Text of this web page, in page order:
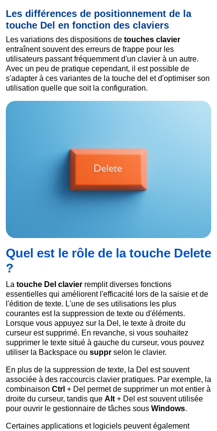
Les différences de positionnement de la
touche Del en fonction des claviers
Les variations des dispositions de touches clavier
entraînent souvent des erreurs de frappe pour les
utilisateurs passant fréquemment d'un clavier à un autre.
Avec un peu de pratique cependant, il est possible de
s'adapter à ces variantes de la touche del et d'optimiser son
utilisation quelle que soit la configuration.
Quel est le rôle de la touche Delete
?
La touche Del clavier remplit diverses fonctions
essentielles qui améliorent l'efficacité lors de la saisie et de
l'édition de texte. L'une de ses utilisations les plus
courantes est la suppression de texte ou d'éléments.
Lorsque vous appuyez sur la Del, le texte à droite du
curseur est supprimé. En revanche, si vous souhaitez
supprimer le texte situé à gauche du curseur, vous pouvez
utiliser la Backspace ou suppr selon le clavier.
En plus de la suppression de texte, la Del est souvent
associée à des raccourcis clavier pratiques. Par exemple, la
combinaison Ctrl + Del permet de supprimer un mot entier à
droite du curseur, tandis que Alt + Del est souvent utilisée
pour ouvrir le gestionnaire de tâches sous Windows.
Certaines applications et logiciels peuvent également